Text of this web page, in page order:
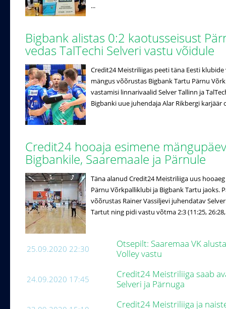
...
Bigbank alistas 0:2 kaotusseisust
vedas TalTechi Selveri vastu võidule
Credit24 Meistriliigas peeti täna Eesti
mängus võõrustas Bigbank Tartu Pärnu
vastamisi linnarivaalid Selver Tallinn ja
Bigbanki uue juhendaja Alar Rikbergi karjäär
Credit24 hooaja esimene
Bigbankile, Saaremaale ja Pärnule
Täna alanud Credit24 Meistriliiga uus
Pärnu Võrkpalliklubi ja Bigbank Tartu jaoks.
võõrustas Rainer Vassiljevi juhendatav
Tartut ning pidi vastu võtma 2:3 (11:25,
25.09.2020 22:30
Otsepilt: Saaremaa VK
Volley vastu
24.09.2020 17:45
Credit24 Meistriliiga saab
Selveri ja Pärnuga
Credit24 Meistriliiga ja